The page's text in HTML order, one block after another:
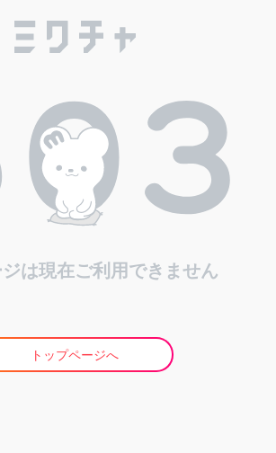
は現在ご利用できません